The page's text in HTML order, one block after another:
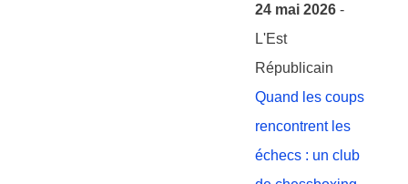
24 mai 2026 -
L'Est
Républicain
Quand les coups
rencontrent les
échecs : un club